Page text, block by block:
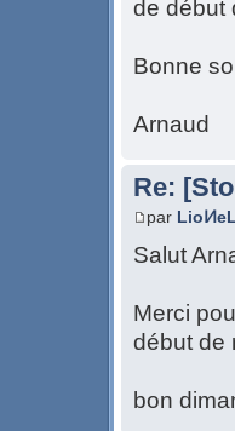
de début
Bonne
Arnaud
Re:
par LioͶeL
Salut
Merci
début de
bon